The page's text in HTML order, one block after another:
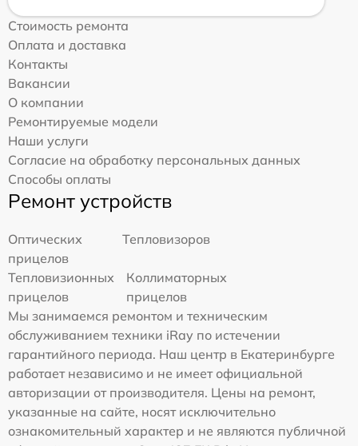
Стоимость ремонта
Оплата и доставка
Контакты
Вакансии
О компании
Ремонтируемые модели
Наши услуги
Согласие на обработку персональных данных
Способы оплаты
Ремонт устройств
Оптических
прицелов
Тепловизоров
Тепловизионных
прицелов
Коллиматорных
прицелов
Мы занимаемся ремонтом и техническим
обслуживанием техники iRay по истечении
гарантийного периода. Наш центр в Екатеринбурге
работает независимо и не имеет официальной
авторизации от производителя. Цены на ремонт,
указанные на сайте, носят исключительно
ознакомительный характер и не являются публичной